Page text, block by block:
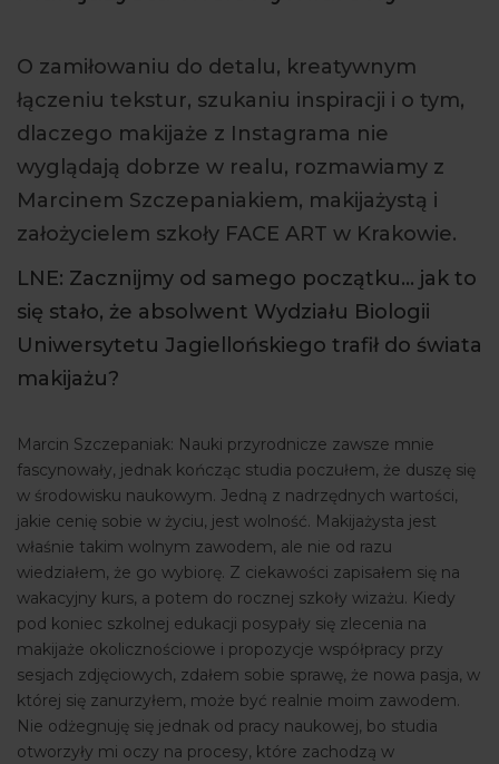
WYDARZENIA
O zamiłowaniu do detalu, kreatywnym
łączeniu tekstur, szukaniu inspiracji i o tym,
dlaczego makijaże z Instagrama nie
wyglądają dobrze w realu, rozmawiamy z
Marcinem Szczepaniakiem, makijażystą i
założycielem szkoły FACE ART w Krakowie.
LNE: Zacznijmy od samego początku… jak to
się stało, że absolwent Wydziału Biologii
Uniwersytetu Jagiellońskiego trafił do świata
makijażu?
Marcin Szczepaniak: Nauki przyrodnicze zawsze mnie
fascynowały, jednak kończąc studia poczułem, że duszę się
w środowisku naukowym. Jedną z nadrzędnych wartości,
jakie cenię sobie w życiu, jest wolność. Makijażysta jest
właśnie takim wolnym zawodem, ale nie od razu
wiedziałem, że go wybiorę. Z ciekawości zapisałem się na
wakacyjny kurs, a potem do rocznej szkoły wizażu. Kiedy
pod koniec szkolnej edukacji posypały się zlecenia na
makijaże okolicznościowe i propozycje współpracy przy
sesjach zdjęciowych, zdałem sobie sprawę, że nowa pasja, w
której się zanurzyłem, może być realnie moim zawodem.
Nie odżegnuję się jednak od pracy naukowej, bo studia
otworzyły mi oczy na procesy, które zachodzą w